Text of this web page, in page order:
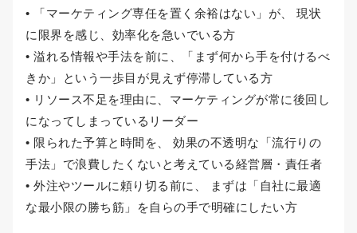
• 「マーケティング専任を置く余裕はない」が、 現状
に限界を感じ、効率化を急いでいる方
• 溢れる情報や手法を前に、「まず何から手を付けるべ
きか」という一歩目が見えず停滞している方
• リソース不足を理由に、マーケティングが常に後回し
になってしまっているリーダー
• 限られた予算と時間を、 効果の不透明な「流行りの
手法」で浪費したくないと考えている経営層・責任者
• 外注やツールに頼り切る前に、 まずは「自社に最適
な最小限の勝ち筋」を自らの手で明確にしたい方